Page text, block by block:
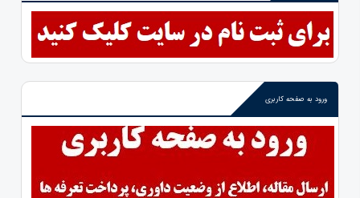
ورود به صفحه کاربری